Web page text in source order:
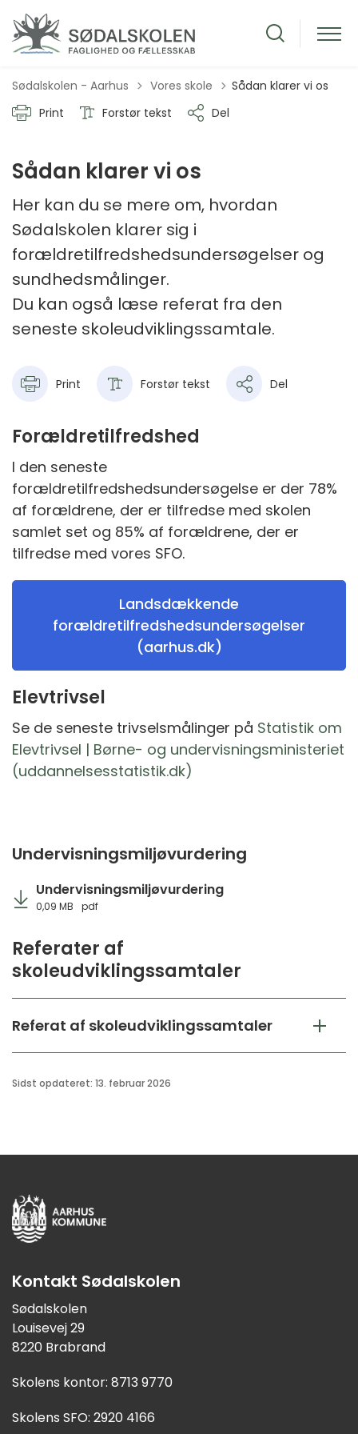
Sødalskolen - Aarhus Tilbage til
Vores skole
Sådan klarer vi os
Print
Forstør tekst Del
Sådan klarer vi os
Her kan du se mere om, hvordan
Sødalskolen klarer sig i
forældretilfredshedsundersøgelser og
sundhedsmålinger.
Du kan også læse referat fra den
seneste skoleudviklingssamtale.
Print Forstør tekst Del
Forældretilfredshed
I den seneste
forældretilfredshedsundersøgelse er der 78%
af forældrene, der er tilfredse med skolen
samlet set og 85% af forældrene, der er
tilfredse med vores SFO.
Landsdækkende
forældretilfredshedsundersøgelser
(aarhus.dk)
Elevtrivsel
Se de seneste trivselsmålinger på Statistik om
Elevtrivsel | Børne- og undervisningsministeriet
(uddannelsesstatistik.dk)
Undervisningsmiljøvurdering
Undervisningsmiljøvurdering
0,09 MB pdf
Referater af
skoleudviklingssamtaler
Referat af skoleudviklingssamtaler
Sidst opdateret: 13. februar 2026
Kontakt Sødalskolen
Sødalskolen
Louisevej 29
8220 Brabrand
Skolens kontor: 8713 9770
Skolens SFO: 2920 4166